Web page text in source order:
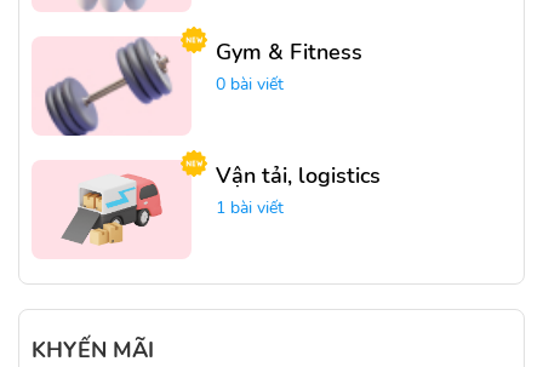
Gym & Fitness
0 bài viết
Vận tải, logistics
1 bài viết
KHYẾN MÃI